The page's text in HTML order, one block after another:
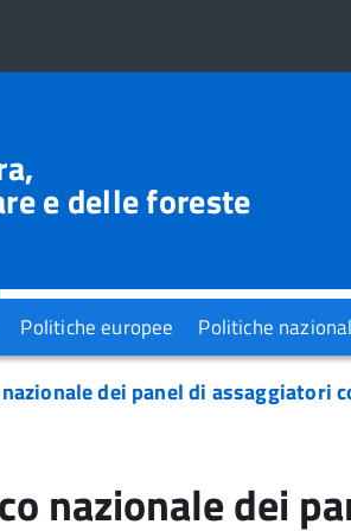
e delle foreste
Politiche europee Politiche
nazionale dei panel di
nazionale dei